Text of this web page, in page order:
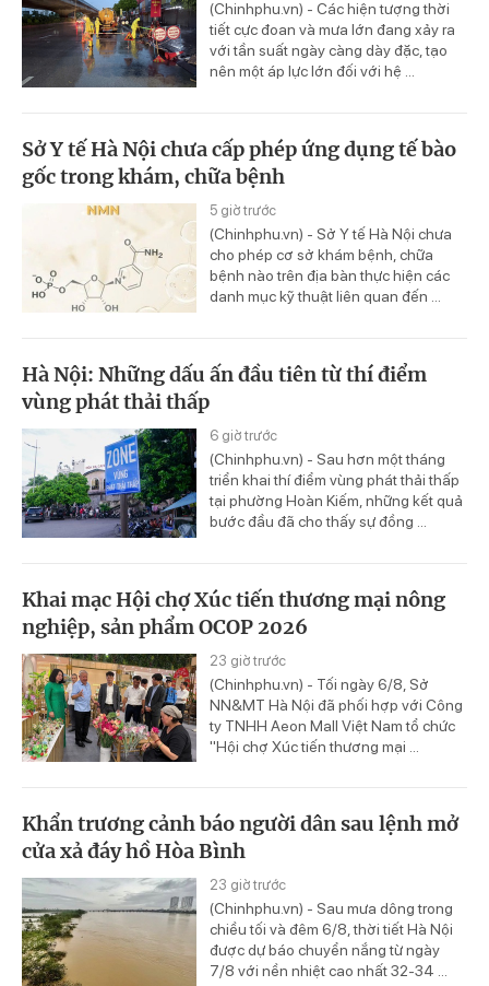
(Chinhphu.vn) - Các hiện tượng thời
tiết cực đoan và mưa lớn đang xảy ra
với tần suất ngày càng dày đặc, tạo
nên một áp lực lớn đối với hệ ...
Sở Y tế Hà Nội chưa cấp phép ứng dụng tế bào
gốc trong khám, chữa bệnh
5 giờ trước
(Chinhphu.vn) - Sở Y tế Hà Nội chưa
cho phép cơ sở khám bệnh, chữa
bệnh nào trên địa bàn thực hiện các
danh mục kỹ thuật liên quan đến ...
Hà Nội: Những dấu ấn đầu tiên từ thí điểm
vùng phát thải thấp
6 giờ trước
(Chinhphu.vn) - Sau hơn một tháng
triển khai thí điểm vùng phát thải thấp
tại phường Hoàn Kiếm, những kết quả
bước đầu đã cho thấy sự đồng ...
Khai mạc Hội chợ Xúc tiến thương mại nông
nghiệp, sản phẩm OCOP 2026
23 giờ trước
(Chinhphu.vn) - Tối ngày 6/8, Sở
NN&MT Hà Nội đã phối hợp với Công
ty TNHH Aeon Mall Việt Nam tổ chức
"Hội chợ Xúc tiến thương mại ...
Khẩn trương cảnh báo người dân sau lệnh mở
cửa xả đáy hồ Hòa Bình
23 giờ trước
(Chinhphu.vn) - Sau mưa dông trong
chiều tối và đêm 6/8, thời tiết Hà Nội
được dự báo chuyển nắng từ ngày
7/8 với nền nhiệt cao nhất 32-34 ...